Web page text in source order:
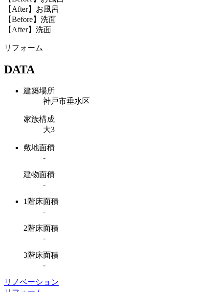
【After】お風呂
【Before】洗面
【After】洗面
リフォーム
DATA
建築場所
神戸市垂水区
家族構成
大3
敷地面積
-
建物面積
-
1階床面積
-
2階床面積
-
3階床面積
-
リノベーション